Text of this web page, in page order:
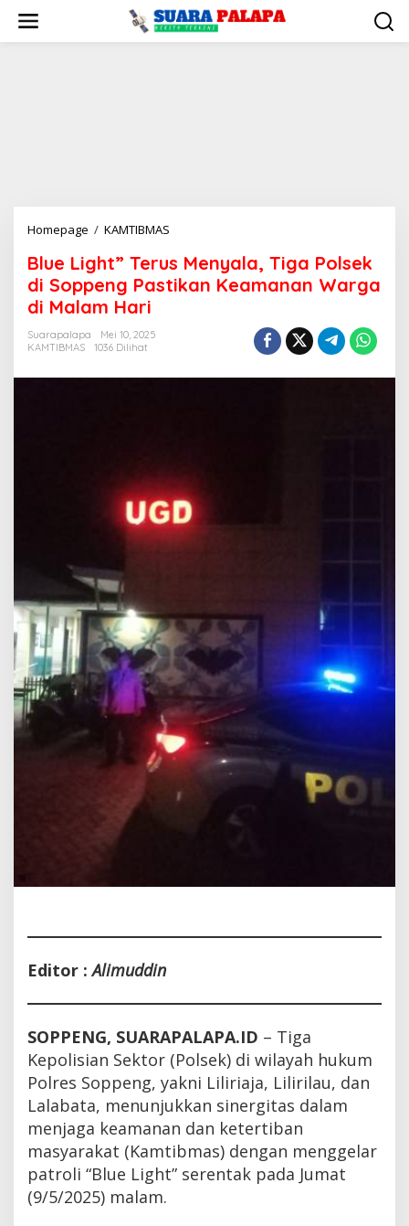
konten
Homepage / KAMTIBMAS
Terus
Menyala,
Pastikan
Blue Light” Terus Menyala, Tiga Polsek
di Soppeng Pastikan Keamanan Warga
di Malam Hari
Suarapalapa
Mei 10, 2025
KAMTIBMAS
1036 Dilihat
Editor :Alimuddin
SOPPENG, SUARAPALAPA.ID – Tiga
Kepolisian Sektor (Polsek) di wilayah hukum
Polres Soppeng, yakni Liliriaja, Lilirilau, dan
Lalabata, menunjukkan sinergitas dalam
menjaga keamanan dan ketertiban
masyarakat (Kamtibmas) dengan menggelar
patroli “Blue Light” serentak pada Jumat
(9/5/2025) malam.